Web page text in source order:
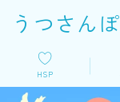
うつさんぽ
MENU
HSP